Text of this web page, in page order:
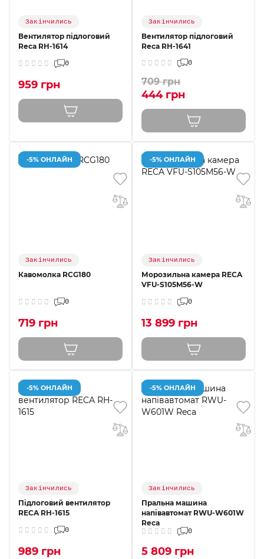
Закінчились
Вентилятор підлоговий
Reca RH-1614
0
959 грн
Закінчились
Вентилятор підлоговий
Reca RH-1641
0
709 грн
444 грн
-5% ОНЛАЙН
Закінчились
Кавомолка RCG180
0
719 грн
-5% ОНЛАЙН
Закінчились
Морозильна камера RECA
VFU-S105M56-W
0
13 899 грн
-5% ОНЛАЙН
Закінчились
Підлоговий вентилятор
RECA RH-1615
0
989 грн
-5% ОНЛАЙН
Закінчились
Пральна машина
напівавтомат RWU-W601W
Reca
0
5 809 грн